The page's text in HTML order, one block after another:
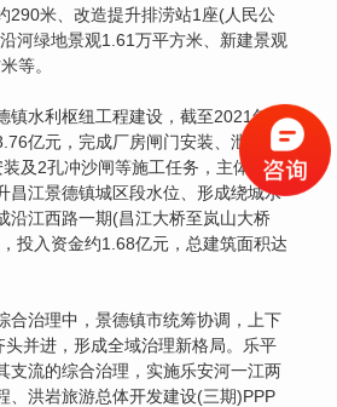
290米、改造提升排涝站1座(人民公
河绿地景观1.61万平方米、新建景观
等。
水利枢纽工程建设，截至2021年12
亿元，完成厂房闸门安装、泄水闸
及2孔冲沙闸等施工任务，主体工程
昌江景德镇城区段水位、形成绕城水
沿江西路一期(昌江大桥至岚山大桥
投入资金约1.68亿元，总建筑面积达
治理中，景德镇市统筹协调，上下
并进，形成全域治理新格局。乐平
支流的综合治理，实施乐安河一江两
、洪岩旅游总体开发建设(三期)PPP